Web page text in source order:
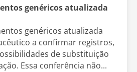
genéricos atualizada
genéricos atualizada
a confirmar registros,
de substituição
Essa conferência não...